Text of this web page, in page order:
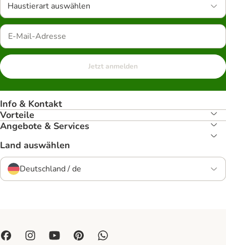
Haustierart auswählen
Jetzt anmelden
Info & Kontakt
Vorteile
Angebote & Services
Land auswählen
Deutschland / de